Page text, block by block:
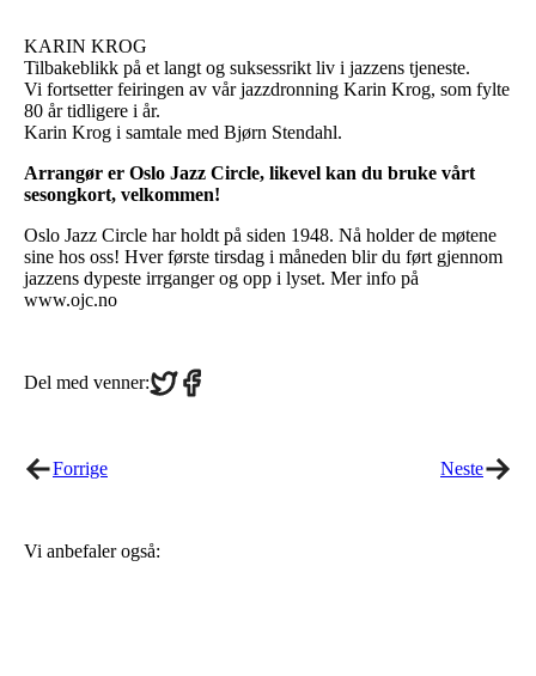
KARIN KROG
Tilbakeblikk på et langt og suksessrikt liv i jazzens tjeneste.
Vi fortsetter feiringen av vår jazzdronning Karin Krog, som fylte
80 år tidligere i år.
Karin Krog i samtale med Bjørn Stendahl.
Arrangør er Oslo Jazz Circle, likevel kan du bruke vårt
sesongkort, velkommen!
Oslo Jazz Circle har holdt på siden 1948. Nå holder de møtene
sine hos oss! Hver første tirsdag i måneden blir du ført gjennom
jazzens dypeste irrganger og opp i lyset. Mer info på
www.ojc.no
Del med venner:Share
on
Share
on
Forrige Neste
Vi anbefaler også: